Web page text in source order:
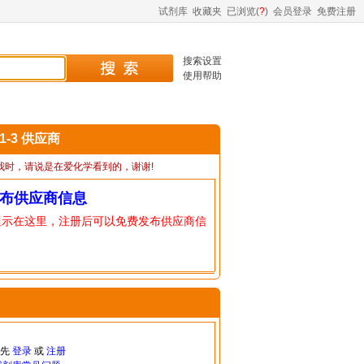
试剂库 收藏夹 已浏览(?) 会员登录 免费注册
搜索设置
使用帮助
3 供应商
时，请说是在爱化学看到的，谢谢!
供应商信息
在这里，注册后可以免费发布供应商信
登录或 注册